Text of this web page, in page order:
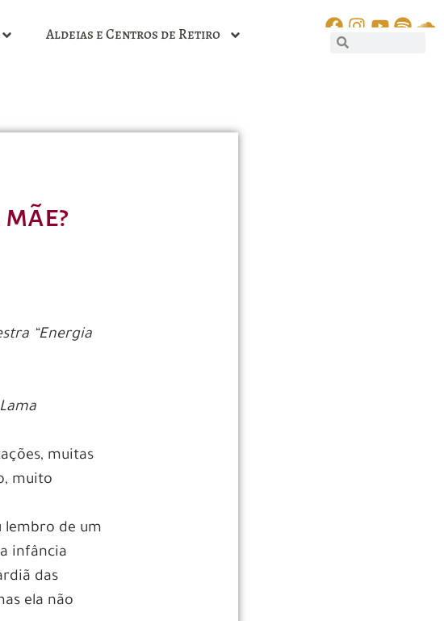
Aldeias e Centros de Retiro
“Energia
muitas
muito
lembro de um
infância
das
ela não